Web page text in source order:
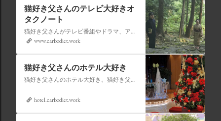
猫好き父さんのテレビ大好きオ
タクノート
猫好き父さんがテレビ番組やドラマ、アニメ、特撮ヒーロー,そしてダイエットについて書いたブログです。
www.carbodiet.work
猫好き父さんのホテル大好き
猫好き父さんのホテル大好き。猫好き父さんが宿泊したホテルの情報を徒然なるままに書いていきます。
hotel.carbodiet.work